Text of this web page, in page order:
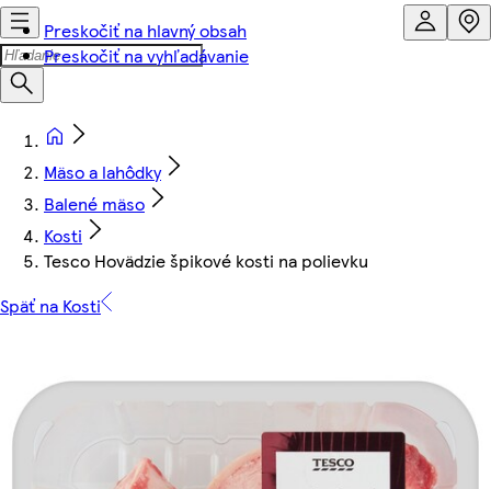
Preskočiť na hlavný obsah
Preskočiť na vyhľadávanie
Mäso a lahôdky
Balené mäso
Kosti
Tesco Hovädzie špikové kosti na polievku
Späť na Kosti